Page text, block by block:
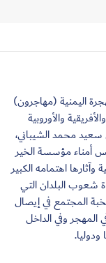
اليمنية (مهاجرون)
والأوروبية
سعيد محمد الشيباني،
أمناء مؤسسة الخير
وآثارها اهتمامه الكبير
شعوب البلدان التي
المجتمع في إيصال
المهجر وفي الداخل